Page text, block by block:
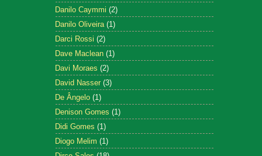
Danilo Caymmi (2)
Danilo Oliveira (1)
Darci Rossi (2)
Dave Maclean (1)
Davi Moraes (2)
David Nasser (3)
De Ângelo (1)
Denison Gomes (1)
Didi Gomes (1)
Diogo Melim (1)